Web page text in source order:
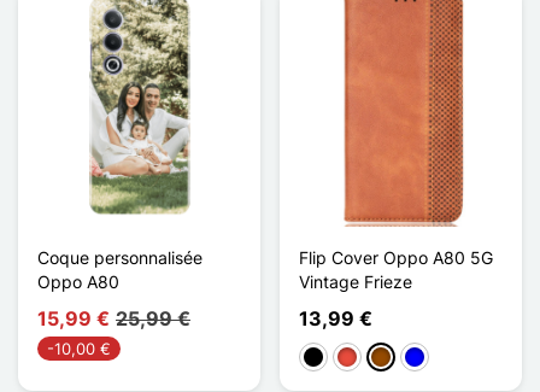
Coque personnalisée
Oppo A80
15,99 € 25,99 €
-10,00 €
Flip Cover Oppo A80 5G
Vintage Frieze
13,99 €
NegroRojoMarrón
Azul